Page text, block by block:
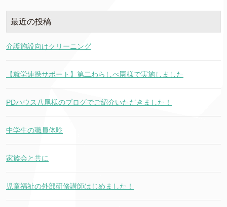
最近の投稿
介護施設向けクリーニング
【就労連携サポート】第二わらしべ園様で実施しました
PDハウス八尾様のブログでご紹介いただきました！
中学生の職員体験
家族会と共に
児童福祉の外部研修講師はじめました！